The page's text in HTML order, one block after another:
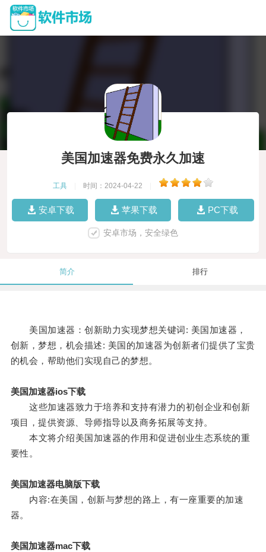
美国加速器免费永久加速
工具 时间：2024-04-22
安卓下载 苹果下载 PC下载
安卓市场，安全绿色
简介 排行
美国加速器：创新助力实现梦想关键词: 美国加速器，
创新，梦想，机会描述: 美国的加速器为创新者们提供了宝贵
的机会，帮助他们实现自己的梦想。
美国加速器ios下载
这些加速器致力于培养和支持有潜力的初创企业和创新
项目，提供资源、导师指导以及商务拓展等支持。
本文将介绍美国加速器的作用和促进创业生态系统的重
要性。
美国加速器电脑版下载
内容:在美国，创新与梦想的路上，有一座重要的加速
器。
美国加速器mac下载